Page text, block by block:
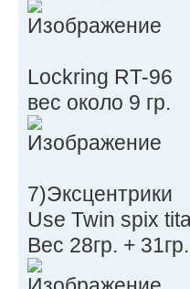
Lockring RT-96
вес около 9 гр.
7)Эксцентрики
Use Twin spix
Вес 28гр. + 31гр.